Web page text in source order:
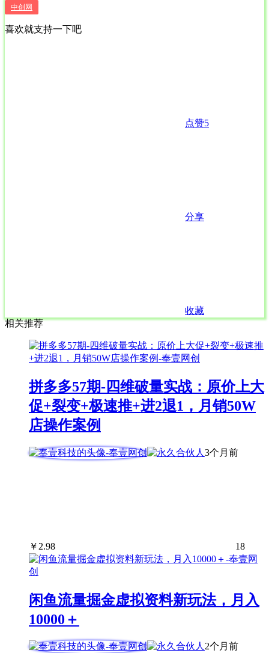
中创网
喜欢就支持一下吧
点赞5
分享
收藏
相关推荐
拼多多57期-四维破量实战：原价上大
促+裂变+极速推+进2退1，月销50W
店操作案例
3个月前
￥ 2.98 18
闲鱼流量掘金虚拟资料新玩法，月入
10000＋
2个月前